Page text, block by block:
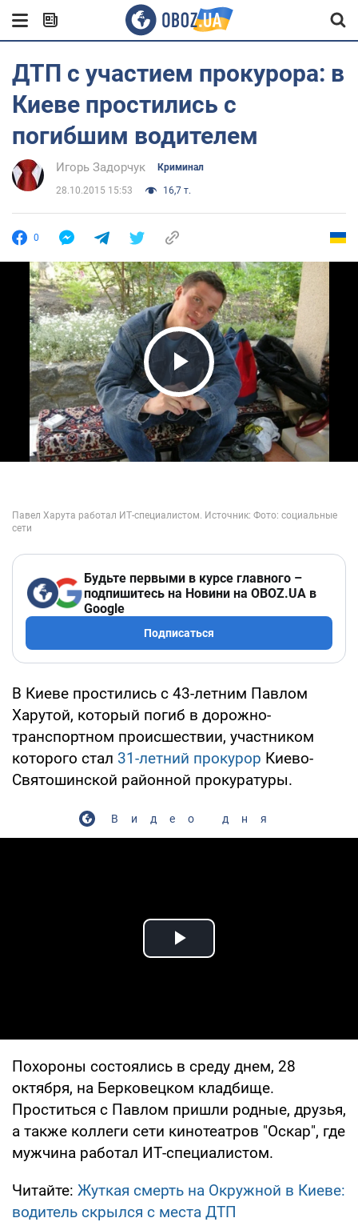
ДТП с участием прокурора: в
Киеве простились с
погибшим водителем
Игорь Задорчук Криминал
28.10.2015 15:53 16,7 т.
0
Play Video
Будьте первыми в курсе главного –
подпишитесь на Новини на OBOZ.UA в
Google
Подписаться
В Киеве простились с 43-летним Павлом
Харутой, который погиб в дорожно-
транспортном происшествии, участником
которого стал 31-летний прокурор Киево-
Святошинской районной прокуратуры.
Видео дня
Play Video
Похороны состоялись в среду днем, 28
октября, на Берковецком кладбище.
Проститься с Павлом пришли родные, друзья,
а также коллеги сети кинотеатров "Оскар", где
мужчина работал ИТ-специалистом.
Читайте: Жуткая смерть на Окружной в Киеве:
водитель скрылся с места ДТП